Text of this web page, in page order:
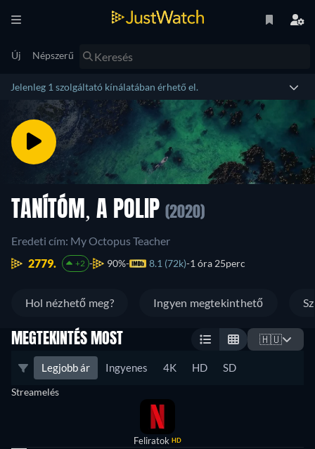
Új Népszerű
Jelenleg 1 szolgáltató kínálatában érhető el.
TANÍTÓM, A POLIP (2020)
Eredeti cím: My Octopus Teacher
2779.
+2 90% 8.1 (72k) 1 óra 25perc
Hol nézhető meg? Ingyen megtekinthető
MEGTEKINTÉS MOST 🇭🇺
Legjobb ár Ingyenes 4K HD SD
Streamelés
Feliratok HD